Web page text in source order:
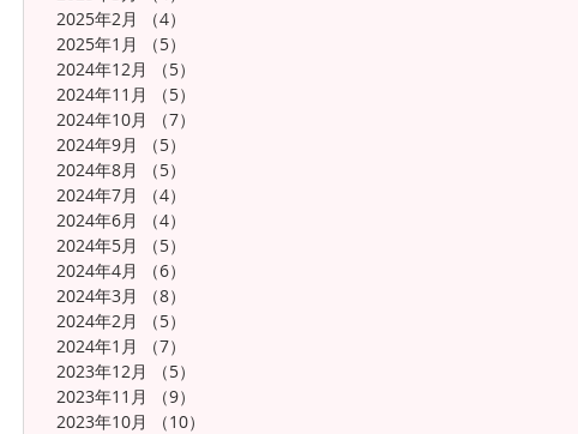
2025年2月
（4）
2025年1月
（5）
2024年12月
（5）
2024年11月
（5）
2024年10月
（7）
2024年9月
（5）
2024年8月
（5）
2024年7月
（4）
2024年6月
（4）
2024年5月
（5）
2024年4月
（6）
2024年3月
（8）
2024年2月
（5）
2024年1月
（7）
2023年12月
（5）
2023年11月
（9）
2023年10月
（10）